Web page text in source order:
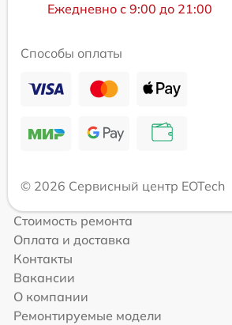
Ежедневно с 9:00 до 21:00
Способы оплаты
© 2026 Сервисный центр EOTech
Стоимость ремонта
Оплата и доставка
Контакты
Вакансии
О компании
Ремонтируемые модели